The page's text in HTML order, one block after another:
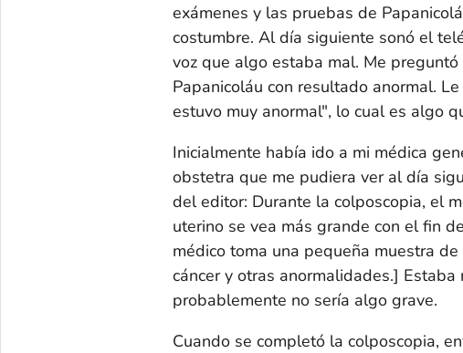
exámenes y las pruebas de
costumbre. Al día siguiente sonó el
voz que algo estaba mal. Me
Papanicoláu con resultado anormal.
estuvo muy anormal", lo cual es algo
Inicialmente había ido a mi médica
obstetra que me pudiera ver al día
del editor: Durante la colposcopia, el
uterino se vea más grande con el fin
médico toma una pequeña muestra
cáncer y otras anormalidades.] Estaba
probablemente no sería algo grave.
Cuando se completó la colposcopia,